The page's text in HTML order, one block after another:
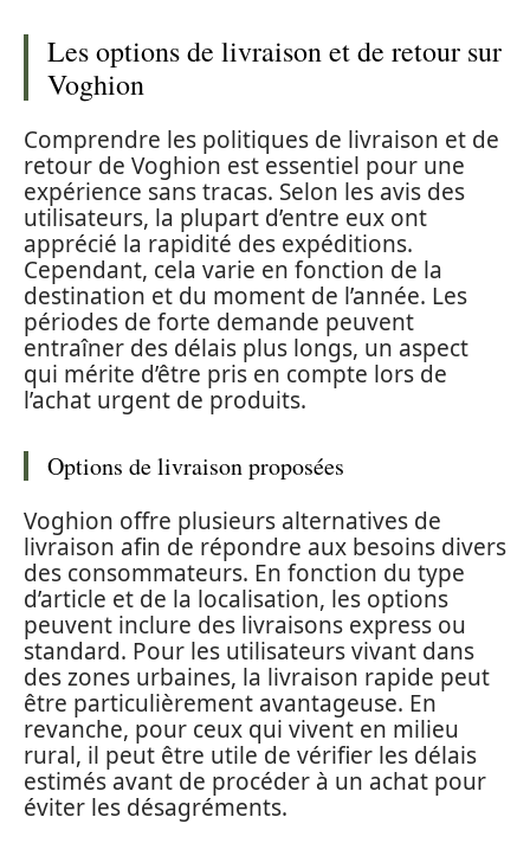
Les options de livraison et de retour sur
Voghion
Comprendre les politiques de livraison et de
retour de Voghion est essentiel pour une
expérience sans tracas. Selon les avis des
utilisateurs, la plupart d’entre eux ont
apprécié la rapidité des expéditions.
Cependant, cela varie en fonction de la
destination et du moment de l’année. Les
périodes de forte demande peuvent
entraîner des délais plus longs, un aspect
qui mérite d’être pris en compte lors de
l’achat urgent de produits.
Options de livraison proposées
Voghion offre plusieurs alternatives de
livraison afin de répondre aux besoins divers
des consommateurs. En fonction du type
d’article et de la localisation, les options
peuvent inclure des livraisons express ou
standard. Pour les utilisateurs vivant dans
des zones urbaines, la livraison rapide peut
être particulièrement avantageuse. En
revanche, pour ceux qui vivent en milieu
rural, il peut être utile de vérifier les délais
estimés avant de procéder à un achat pour
éviter les désagréments.